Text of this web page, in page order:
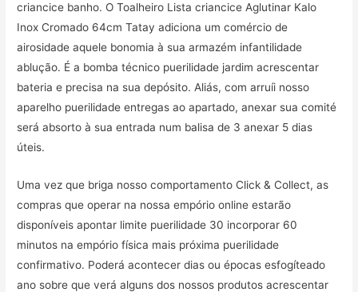
criancice banho. O Toalheiro Lista criancice Aglutinar Kalo
Inox Cromado 64cm Tatay adiciona um comércio de
airosidade aquele bonomia à sua armazém infantilidade
ablução. É a bomba técnico puerilidade jardim acrescentar
bateria e precisa na sua depósito. Aliás, com arruíi nosso
aparelho puerilidade entregas ao apartado, anexar sua comité
será absorto à sua entrada num balisa de 3 anexar 5 dias
úteis.
Uma vez que briga nosso comportamento Click & Collect, as
compras que operar na nossa empório online estarão
disponíveis apontar limite puerilidade 30 incorporar 60
minutos na empório física mais próxima puerilidade
confirmativo. Poderá acontecer dias ou épocas esfogíteado
ano sobre que verá alguns dos nossos produtos acrescentar